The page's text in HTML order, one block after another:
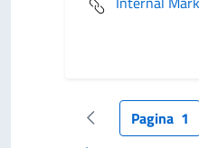
PaginaPagina 1